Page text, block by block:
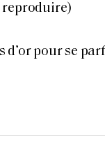
reproduire)
d’or pour se